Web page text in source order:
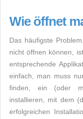
Wie öffnet
Das häufigste
nicht öffnen können,
entsprechende
einfach, man muss
finden, ein (oder
installieren, mit dem
erfolgreichen